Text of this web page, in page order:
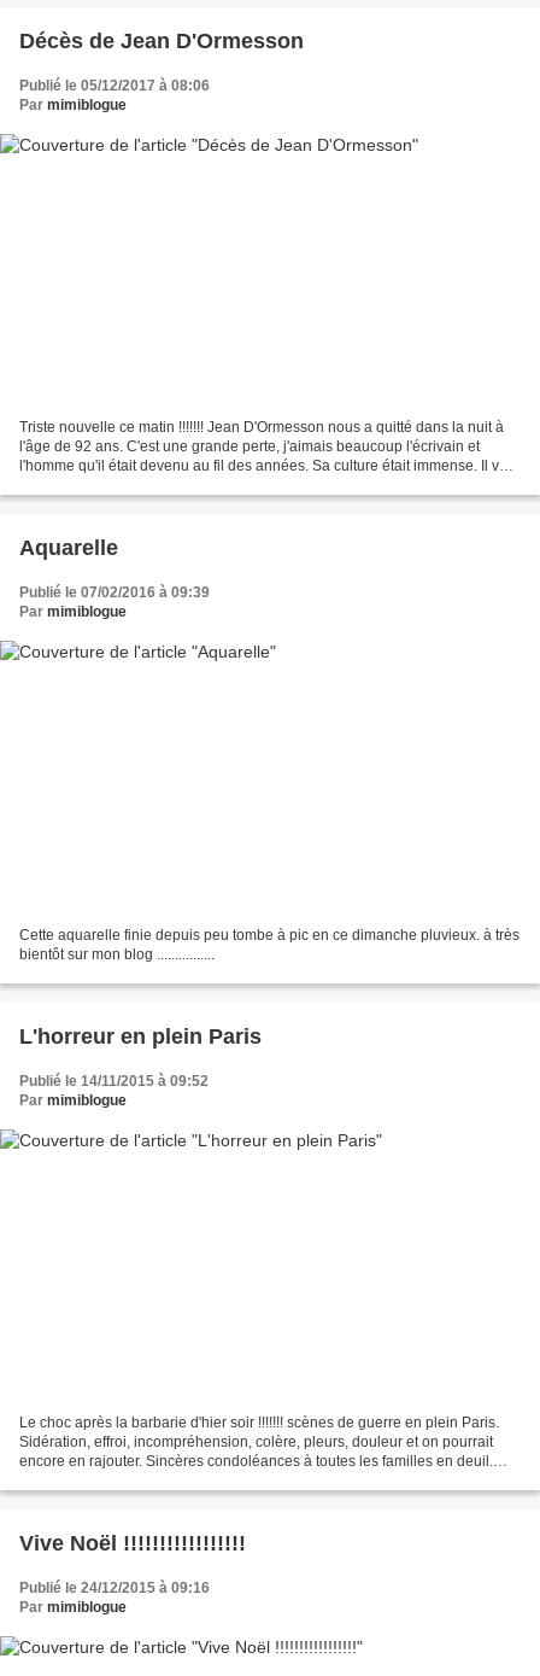
Décès de Jean D'Ormesson
Publié le 05/12/2017 à 08:06
Par mimiblogue
Triste nouvelle ce matin !!!!!!! Jean D'Ormesson nous a quitté dans la nuit à
l'âge de 92 ans. C'est une grande perte, j'aimais beaucoup l'écrivain et
l'homme qu'il était devenu au fil des années. Sa culture était immense. Il va
Aquarelle
Publié le 07/02/2016 à 09:39
Par mimiblogue
Cette aquarelle finie depuis peu tombe à pic en ce dimanche pluvieux. à très
bientôt sur mon blog ................
L'horreur en plein Paris
Publié le 14/11/2015 à 09:52
Par mimiblogue
Le choc après la barbarie d'hier soir !!!!!!! scènes de guerre en plein Paris.
Sidération, effroi, incompréhension, colère, pleurs, douleur et on pourrait
encore en rajouter. Sincères condoléances à toutes les familles en deuil.
Vive Noël !!!!!!!!!!!!!!!!!
Publié le 24/12/2015 à 09:16
Par mimiblogue